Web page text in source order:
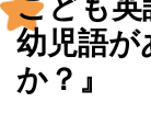
こども
幼児語が
か？』